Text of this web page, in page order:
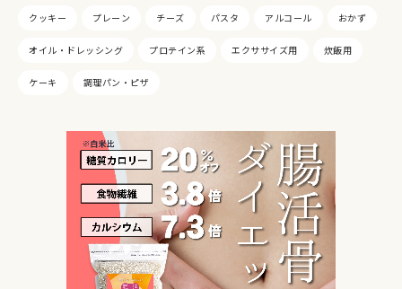
クッキー プレーン チーズ パスタ アルコール おかず
オイル・ドレッシング プロテイン系 エクササイズ用 炊飯用
ケーキ 調理パン・ピザ